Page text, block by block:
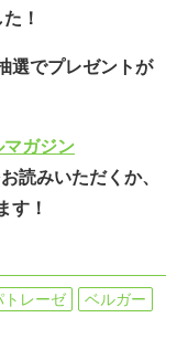
！
選でプレゼントが
マガジン
お読みいただくか、
す！
トレーゼ ベルガー